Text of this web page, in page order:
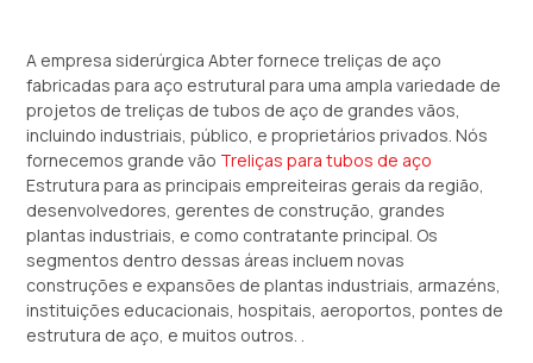
A empresa siderúrgica Abter fornece treliças de aço
fabricadas para aço estrutural para uma ampla variedade de
projetos de treliças de tubos de aço de grandes vãos,
incluindo industriais, público, e proprietários privados. Nós
fornecemos grande vão Treliças para tubos de aço
Estrutura para as principais empreiteiras gerais da região,
desenvolvedores, gerentes de construção, grandes
plantas industriais, e como contratante principal. Os
segmentos dentro dessas áreas incluem novas
construções e expansões de plantas industriais, armazéns,
instituições educacionais, hospitais, aeroportos, pontes de
estrutura de aço, e muitos outros. .